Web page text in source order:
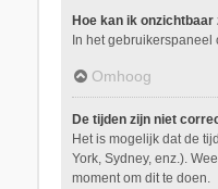
Hoe kan ik
In het
Omhoog
De tijden zijn niet
Het is mogelijk dat de
York, Sydney, enz.).
moment om dit te doen.